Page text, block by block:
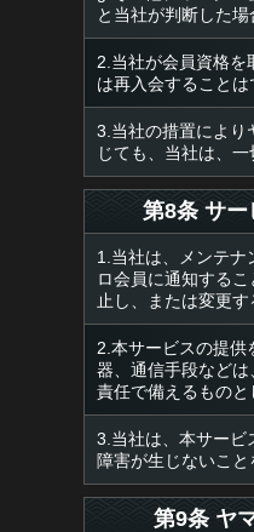
と当社が判断した場
2.当社が会員資格を
は再入会することは
3.当社の措置により
じても、当社は、一
第8条 サー
1.当社は、メンテナ
ロ会員に通知する
止し、または変更す
2.本サービスの提供
器、通信手段などは
責任で備えるものと
3.当社は、本サービ
障害が生じないこと
第9条 ヤ